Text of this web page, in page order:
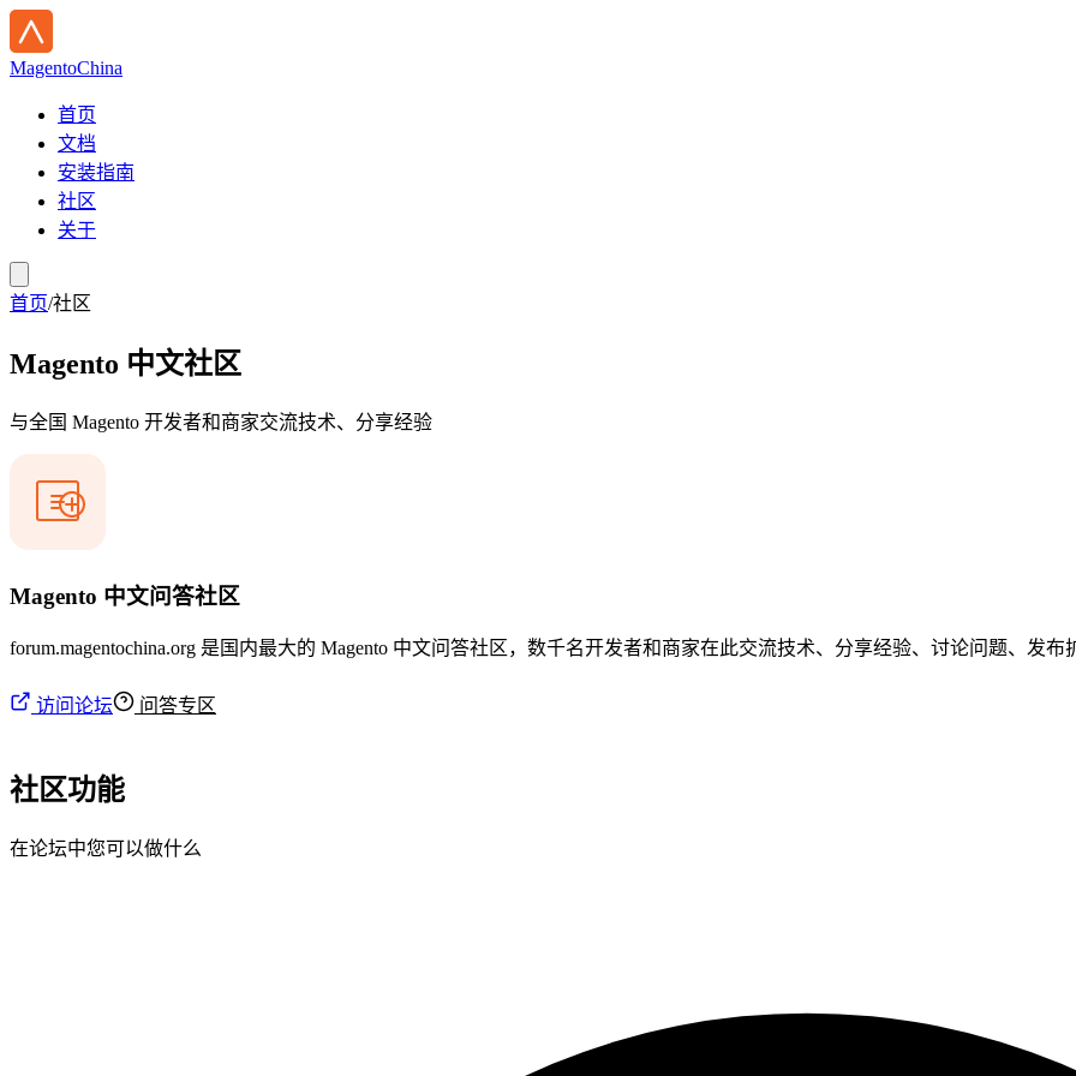
MagentoChina
首页
文档
安装指南
社区
关于
首页/社区
Magento 中文社区
与全国 Magento 开发者和商家交流技术、分享经验
Magento 中文问答社区
forum.magentochina.org 是国内最大的 Magento 中文问答社区，数千名开发者和商家在此交流技术、分享经验、讨论问题、发布
访问论坛 问答专区
社区功能
在论坛中您可以做什么